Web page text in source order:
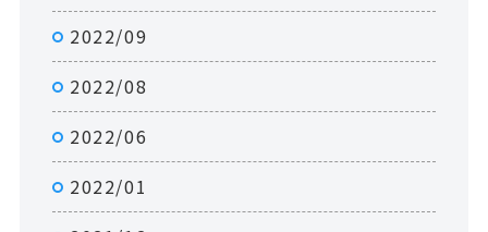
2022/09
2022/08
2022/06
2022/01